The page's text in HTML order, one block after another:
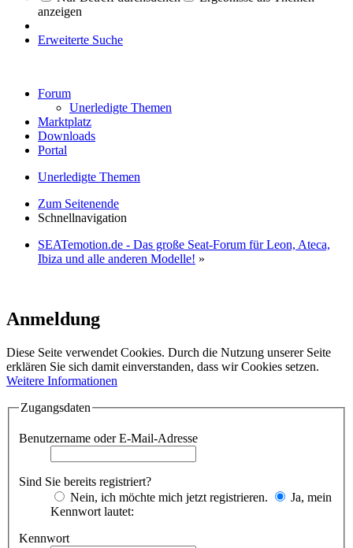
anzeigen
Erweiterte Suche
Forum
Unerledigte Themen
Marktplatz
Downloads
Portal
Unerledigte Themen
Zum Seitenende
Schnellnavigation
SEATemotion.de - Das große Seat-Forum für Leon, Ateca,
Ibiza und alle anderen Modelle! »
Anmeldung
Diese Seite verwendet Cookies. Durch die Nutzung unserer Seite
erklären Sie sich damit einverstanden, dass wir Cookies setzen.
Weitere Informationen
Zugangsdaten
Benutzername oder E-Mail-Adresse
Sind Sie bereits registriert?
Nein, ich möchte mich jetzt registrieren.
Ja, mein
Kennwort lautet:
Kennwort